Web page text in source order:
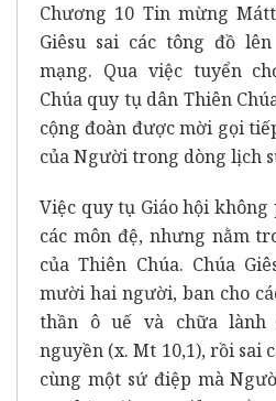
Chương 10 Tin mừng
Giêsu sai các tông đồ
mạng. Qua việc tuyển
Chúa quy tụ dân Thiên
cộng đoàn được mời gọi
của Người trong dòng lịch
Việc quy tụ Giáo hội
các môn đệ, nhưng nằm
của Thiên Chúa. Chúa
mười hai người, ban cho
thần ô uế và chữa lành
nguyền (x.Mt 10,1), rồi sai
cùng một sứ điệp mà